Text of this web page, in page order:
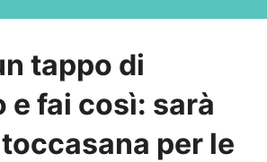
tappo di
e fai così: sarà
per le